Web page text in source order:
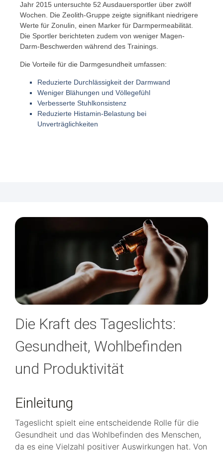
Jahr 2015 untersuchte 52 Ausdauersportler über zwölf
Wochen. Die Zeolith-Gruppe zeigte signifikant niedrigere
Werte für Zonulin, einen Marker für Darmpermeabilität.
Die Sportler berichteten zudem von weniger Magen-
Darm-Beschwerden während des Trainings.
Die Vorteile für die Darmgesundheit umfassen:
Reduzierte Durchlässigkeit der Darmwand
Weniger Blähungen und Völlegefühl
Verbesserte Stuhlkonsistenz
Reduzierte Histamin-Belastung bei
Unverträglichkeiten
Die Kraft des Tageslichts:
Gesundheit, Wohlbefinden
und Produktivität
Einleitung
Tageslicht spielt eine entscheidende Rolle für die
Gesundheit und das Wohlbefinden des Menschen,
da es eine Vielzahl positiver Auswirkungen hat. Von